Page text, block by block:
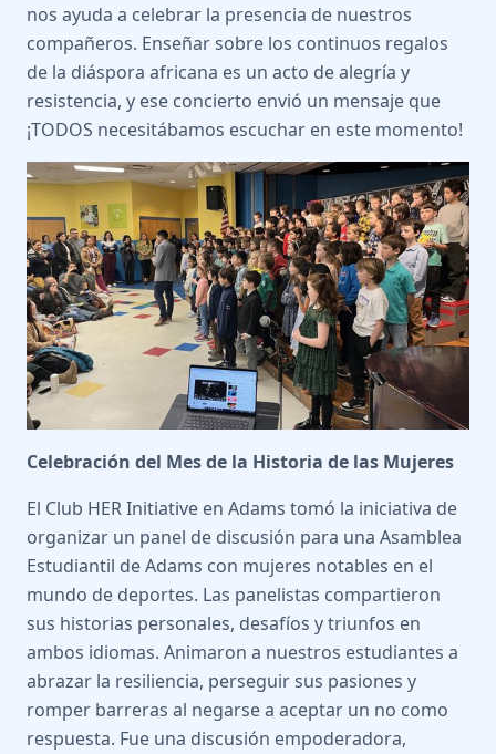
nos ayuda a celebrar la presencia de nuestros
compañeros. Enseñar sobre los continuos regalos
de la diáspora africana es un acto de alegría y
resistencia, y ese concierto envió un mensaje que
¡TODOS necesitábamos escuchar en este momento!
Celebración del Mes de la Historia de las Mujeres
El Club HER Initiative en Adams tomó la iniciativa de
organizar un panel de discusión para una Asamblea
Estudiantil de Adams con mujeres notables en el
mundo de deportes. Las panelistas compartieron
sus historias personales, desafíos y triunfos en
ambos idiomas. Animaron a nuestros estudiantes a
abrazar la resiliencia, perseguir sus pasiones y
romper barreras al negarse a aceptar un no como
respuesta. Fue una discusión empoderadora,